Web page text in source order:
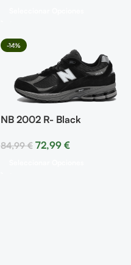
-14%
NB 2002 R- Black
84,99€ 72,99 €